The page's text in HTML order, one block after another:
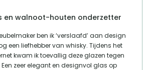
en walnoot-houten onderzetter
ben ik ‘verslaafd’ aan design
een liefhebber van whisky. Tijdens het
kwam ik toevallig deze glazen tegen
Een zeer elegant en designvol glas op